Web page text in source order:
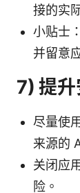
接的实
小贴士
并留意
7) 提
尽量使
来源的
关闭应
险。